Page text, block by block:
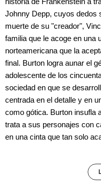
Johnny Depp, cuyos dedos
muerte de su "creador",
familia que le acoge en una
norteamericana que la
final. Burton logra aunar el
adolescente de los
sociedad en que se
centrada en el detalle y en
como gótica. Burton insufla
trata a sus personajes con
en una cinta que tan solo